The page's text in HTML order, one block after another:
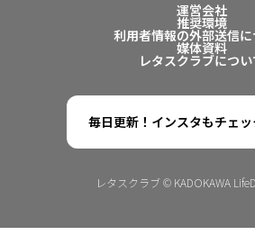
運営会社
推奨環境
利用者情報の外部送信
媒体資料
レタスクラブについ
毎日更新！インスタもチェッ
レタスクラブ © KADOKAWA